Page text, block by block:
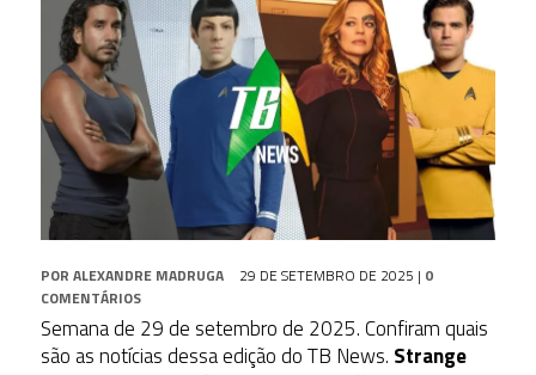
POR ALEXANDRE MADRUGA 29 DE SETEMBRO DE 2025 | 0
COMENTÁRIOS
Semana de 29 de setembro de 2025. Confiram quais
são as notícias dessa edição do TB News. Strange